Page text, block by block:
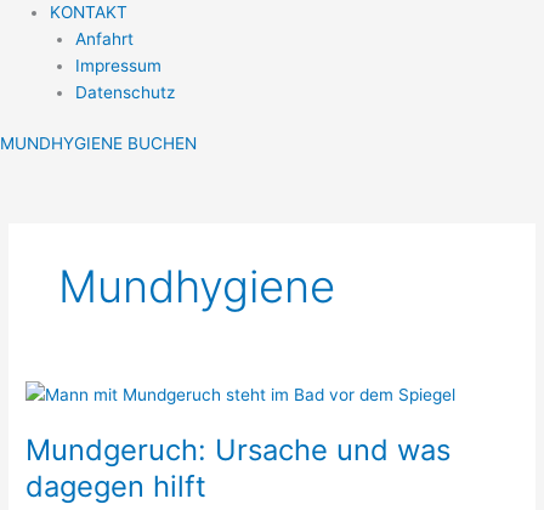
KONTAKT
Anfahrt
Impressum
Datenschutz
MUNDHYGIENE BUCHEN
Mundhygiene
Mundgeruch: Ursache und was
dagegen hilft
Mundgeruch:
und
was
dagegen